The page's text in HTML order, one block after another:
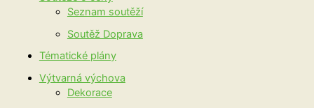
Seznam soutěží
Soutěž Doprava
Tématické plány
Výtvarná výchova
Dekorace